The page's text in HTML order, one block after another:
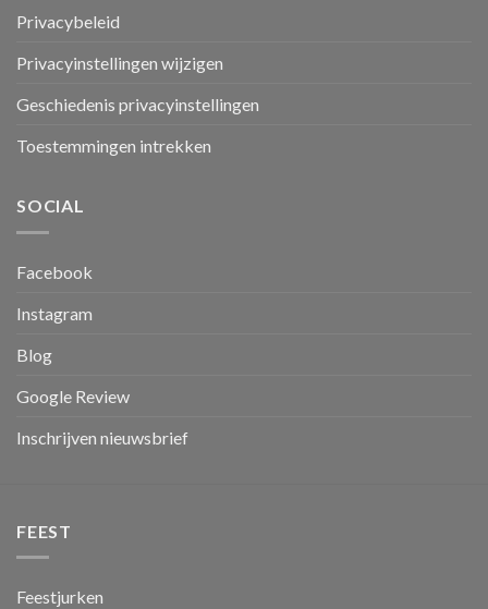
Privacybeleid
Privacyinstellingen wijzigen
Geschiedenis privacyinstellingen
Toestemmingen intrekken
SOCIAL
Facebook
Instagram
Blog
Google Review
Inschrijven nieuwsbrief
FEEST
Feestjurken